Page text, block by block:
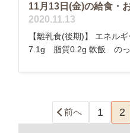
11月13日(金)の給食・
2020.11.13
【離乳食(後期)】 エネル
7.1g 脂質0.2g 軟飯 のっ
前へ 1 2